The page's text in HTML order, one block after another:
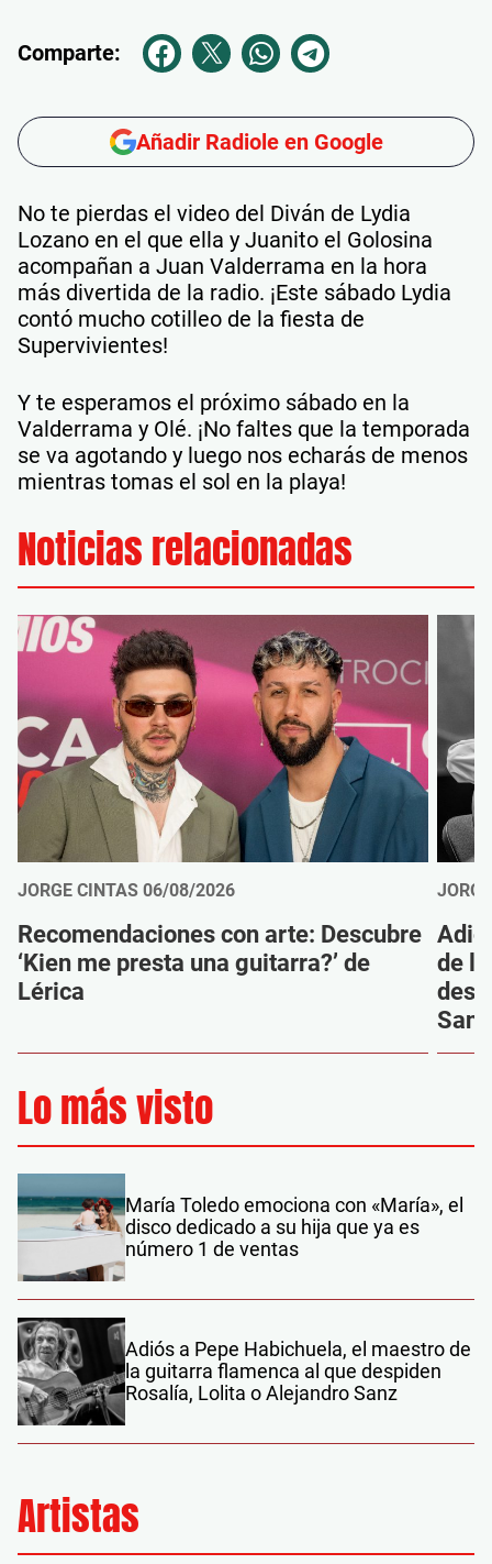
Comparte:
Añadir Radiole en Google
No te pierdas el video del Diván de Lydia
Lozano en el que ella y Juanito el Golosina
acompañan a Juan Valderrama en la hora
más divertida de la radio. ¡Este sábado Lydia
contó mucho cotilleo de la fiesta de
Supervivientes!
Y te esperamos el próximo sábado en la
Valderrama y Olé. ¡No faltes que la temporada
se va agotando y luego nos echarás de menos
mientras tomas el sol en la playa!
Noticias relacionadas
JORGE CINTAS 06/08/2026
Recomendaciones con arte: Descubre
‘Kien me presta una guitarra?’ de
Lérica
de
Sanz
Lo más visto
María Toledo emociona con «María», el
disco dedicado a su hija que ya es
número 1 de ventas
Adiós a Pepe Habichuela, el maestro de
la guitarra flamenca al que despiden
Rosalía, Lolita o Alejandro Sanz
Artistas